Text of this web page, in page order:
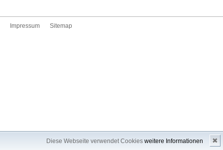
Diese Webseite verwendet Cookies weitere Informationen ✖
Impressum Sitemap